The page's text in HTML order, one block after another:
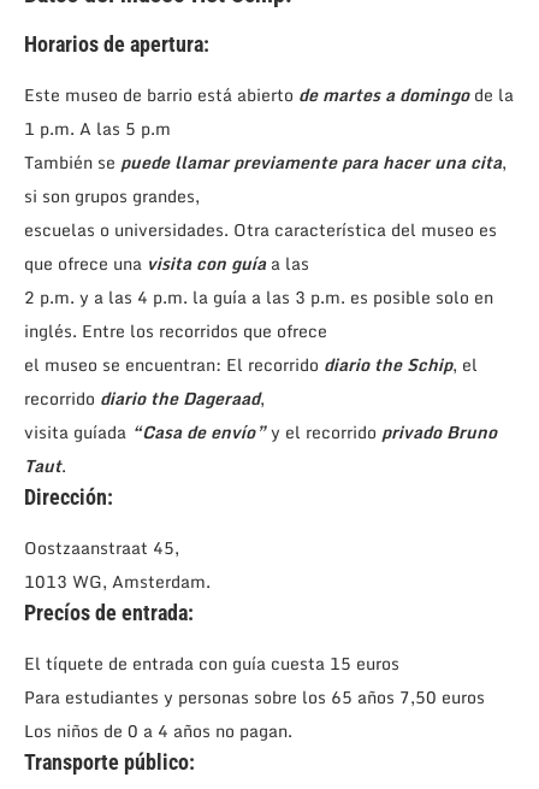
Horarios de apertura:
Este museo de barrio está abierto de martes a domingode la
1 p.m. A las 5 p.m
También se puede llamar previamente para hacer una cita,
si son grupos grandes,
escuelas o universidades. Otra característica del museo es
que ofrece una visita con guíaa las
2 p.m. y a las 4 p.m. la guía a las 3 p.m. es posible solo en
inglés. Entre los recorridos que ofrece
el museo se encuentran: El recorrido diario the Schip, el
recorrido diario the Dageraad,
visita guíada “Casa de envío”y el recorrido privado Bruno
Taut.
Dirección:
Oostzaanstraat 45,
1013 WG, Amsterdam.
Precíos de entrada:
El tíquete de entrada con guía cuesta 15 euros
Para estudiantes y personas sobre los 65 años 7,50 euros
Los niños de 0 a 4 años no pagan.
Transporte público: